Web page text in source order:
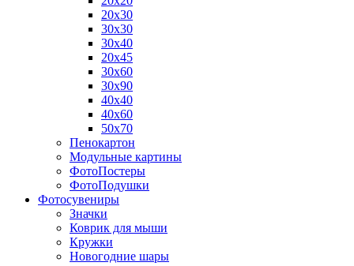
20х30
30х30
30х40
20х45
30х60
30х90
40х40
40х60
50х70
Пенокартон
Модульные картины
ФотоПостеры
ФотоПодушки
Фотоcувениры
Значки
Коврик для мыши
Кружки
Новогодние шары